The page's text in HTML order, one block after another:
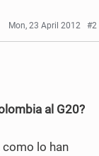
Mon, 23 April 2012 #2
al G20?
como lo han